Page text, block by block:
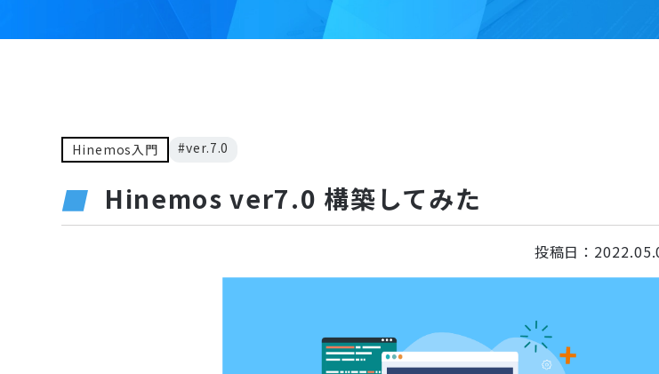
Hinemos入門 #ver.7.0
Hinemos ver7.0 構築してみた
投稿日：